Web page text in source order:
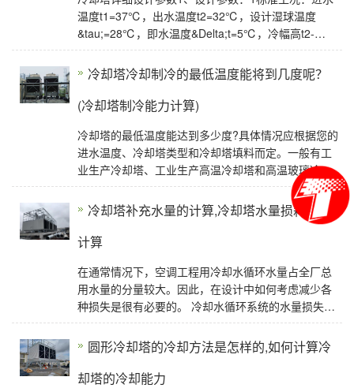
温度t1=37℃，出水温度t2=32℃，设计湿球温度
&tau;=28℃，即水温度&Delta;t=5℃，冷幅高t2-
&tau;=5℃2中温工况：进水温度t1=43℃，出水温度
t2=33℃，设计
冷却塔冷却制冷的最低温度能将到几度呢？
(冷却塔制冷能力计算)
冷却塔的最低温度能达到多少度?具体情况应根据您的
进水温度、冷却塔类型和冷却塔填料而定。一般有工
业生产冷却塔、工业生产高温冷却塔和高温玻璃冷却
塔等。不同的规格型号，不同的预期降温效果。
冷却塔补充水量的计算,冷却塔水量损耗如何
计算
在通常情况下，空调工程用冷却水循环水量占全厂总
用水量的分量较大。因此，在设计中如何考虑减少各
种损失是很有必要的。 冷却水循环系统的水量损失主
要包括蒸发损失、飘逸损失、排污损失、正常情
圆形冷却塔的冷却方法是怎样的,如何计算冷
却塔的冷却能力